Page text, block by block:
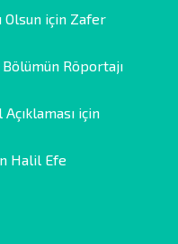
Olsun için Zafer
Bölümün Röportajı
için
Halil Efe